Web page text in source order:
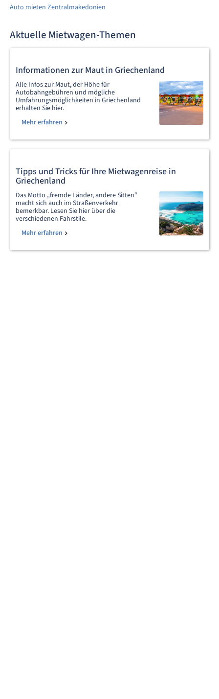
Auto mieten Zentralmakedonien
Aktuelle Mietwagen-Themen
Informationen zur Maut in Griechenland
Alle Infos zur Maut, der Höhe für
Autobahngebühren und mögliche
Umfahrungsmöglichkeiten in Griechenland
erhalten Sie hier.
Mehr erfahren
Tipps und Tricks für Ihre Mietwagenreise in
Griechenland
Das Motto „fremde Länder, andere Sitten“
macht sich auch im Straßenverkehr
bemerkbar. Lesen Sie hier über die
verschiedenen Fahrstile.
Mehr erfahren